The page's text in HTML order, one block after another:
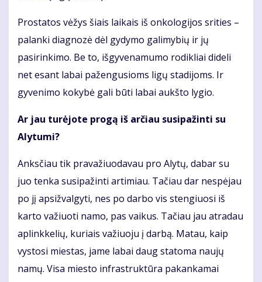
Prostatos vėžys šiais laikais iš onkologijos srities –
palanki diagnozė dėl gydymo galimybių ir jų
pasirinkimo. Be to, išgyvenamumo rodikliai dideli
net esant labai pažengusioms ligų stadijoms. Ir
gyvenimo kokybė gali būti labai aukšto lygio.
Ar jau turėjote progą iš arčiau susipažinti su
Alytumi?
Anksčiau tik pravažiuodavau pro Alytų, dabar su
juo tenka susipažinti artimiau. Tačiau dar nespėjau
po jį apsižvalgyti, nes po darbo vis stengiuosi iš
karto važiuoti namo, pas vaikus. Tačiau jau atradau
aplinkkelių, kuriais važiuoju į darbą. Matau, kaip
vystosi miestas, jame labai daug statoma naujų
namų. Visa miesto infrastruktūra pakankamai